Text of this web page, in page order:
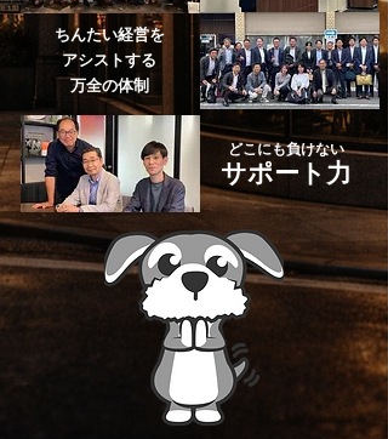
ちんたい経営を
アシストする
万全の体制
どこにも負けない
サポート力